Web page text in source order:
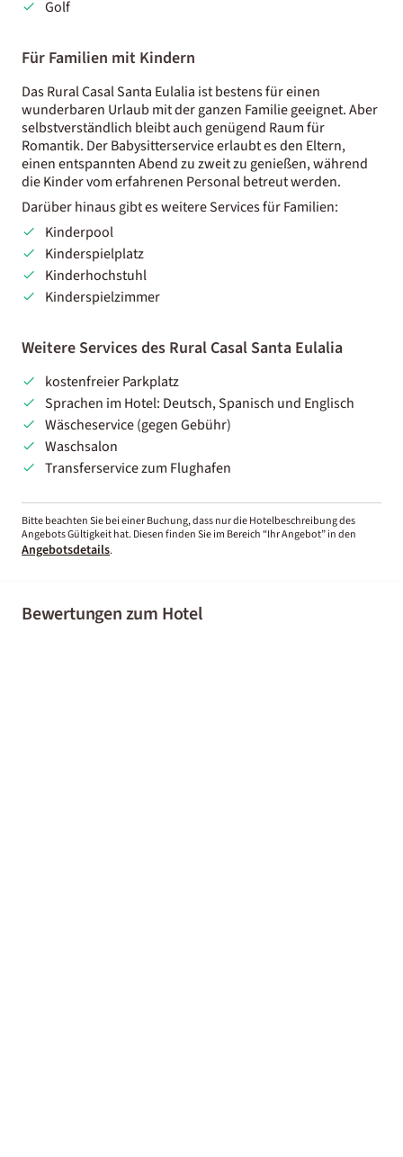
Golf
Für Familien mit Kindern
Das Rural Casal Santa Eulalia ist bestens für einen
wunderbaren Urlaub mit der ganzen Familie geeignet. Aber
selbstverständlich bleibt auch genügend Raum für
Romantik. Der Babysitterservice erlaubt es den Eltern,
einen entspannten Abend zu zweit zu genießen, während
die Kinder vom erfahrenen Personal betreut werden.
Darüber hinaus gibt es weitere Services für Familien:
Kinderpool
Kinderspielplatz
Kinderhochstuhl
Kinderspielzimmer
Weitere Services des Rural Casal Santa Eulalia
kostenfreier Parkplatz
Sprachen im Hotel: Deutsch, Spanisch und Englisch
Wäscheservice (gegen Gebühr)
Waschsalon
Transferservice zum Flughafen
Bitte beachten Sie bei einer Buchung, dass nur die Hotelbeschreibung des
Angebots Gültigkeit hat. Diesen finden Sie im Bereich “Ihr Angebot” in den
Angebotsdetails.
Bewertungen zum Hotel